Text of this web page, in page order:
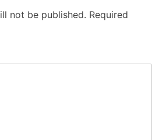
not be published. Required